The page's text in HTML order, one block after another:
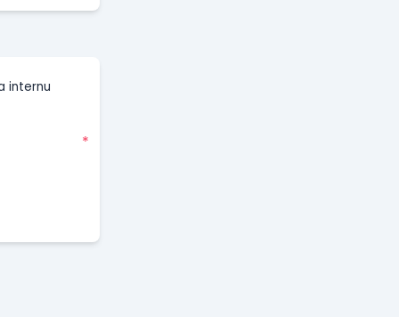
internu
*